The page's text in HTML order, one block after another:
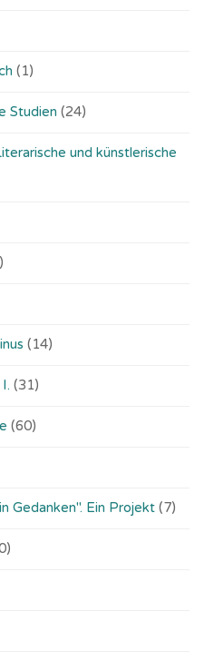
(1)
Studien (24)
und künstlerische
(14)
(31)
(60)
Gedanken". Ein Projekt (7)